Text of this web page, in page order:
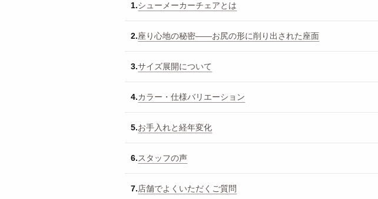
1.シューメーカーチェアとは
2.座り心地の秘密——お尻の形に削り出された座面
3.サイズ展開について
4.カラー・仕様バリエーション
5.お手入れと経年変化
6.スタッフの声
7.店舗でよくいただくご質問